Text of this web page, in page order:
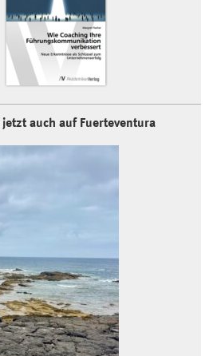
jetzt auch auf Fuerteventura